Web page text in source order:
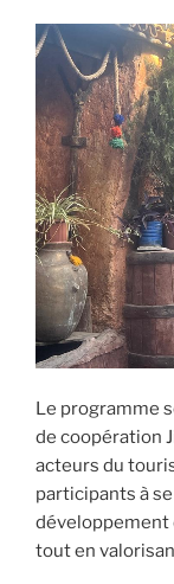
Le programme
de coopération
acteurs du
participants à
développement
tout en